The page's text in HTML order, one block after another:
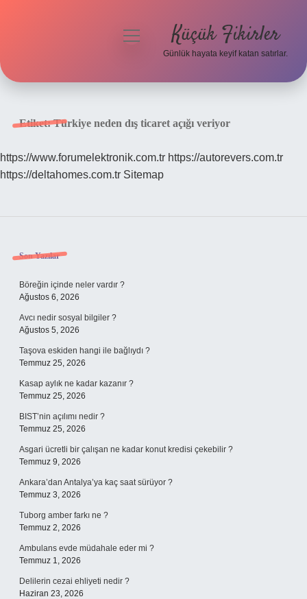
Hakkımızda
menüyü
Küçük Fikirler
Günlük hayata keyif katan satırlar.
Etiket:Türkiye neden dış ticaret açığı veriyor
https://www.forumelektronik.com.tr https://autorevers.com.tr
https://deltahomes.com.tr Sitemap
Sidebar
Son Yazılar
Böreğin içinde neler vardır ?
Ağustos 6, 2026
Avcı nedir sosyal bilgiler ?
Ağustos 5, 2026
Taşova eskiden hangi ile bağlıydı ?
Temmuz 25, 2026
Kasap aylık ne kadar kazanır ?
Temmuz 25, 2026
BIST’nin açılımı nedir ?
Temmuz 25, 2026
Asgari ücretli bir çalışan ne kadar konut kredisi çekebilir ?
Temmuz 9, 2026
Ankara’dan Antalya’ya kaç saat sürüyor ?
Temmuz 3, 2026
Tuborg amber farkı ne ?
Temmuz 2, 2026
Ambulans evde müdahale eder mi ?
Temmuz 1, 2026
Delilerin cezai ehliyeti nedir ?
Haziran 23, 2026